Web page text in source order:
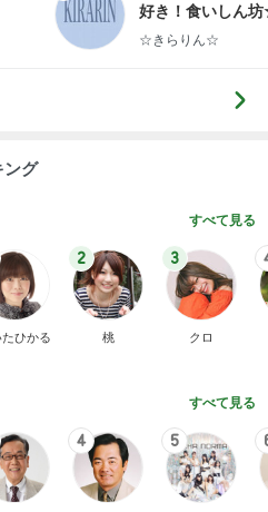
好き！食いしん
らりん☆のブログ
☆きらりん☆
ング
すべて見る
ひかる
2
桃
3
クロ
すべて見る
4 5